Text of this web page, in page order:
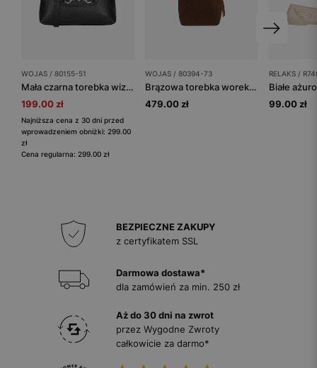
WOJAS / 80155-51
Mała czarna torebka wizytowa ze złotą ozdobą
199.00 zł
Najniższa cena z 30 dni przed
wprowadzeniem obniżki: 299.00
zł
Cena regularna: 299.00 zł
WOJAS / 80394-73
Brązowa torebka worek z dwoiny welurowej
479.00 zł
RELAKS /
99.00 zł
BEZPIECZNE ZAKUPY
z certyfikatem SSL
Darmowa dostawa*
dla zamówień za min. 250 zł
Aż do 30 dni na zwrot
przez Wygodne Zwroty
całkowicie za darmo*